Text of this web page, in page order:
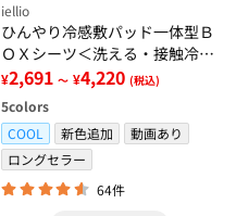
iellio
ひんやり冷感敷パッド一体型Ｂ
ＯＸシーツ＜洗える・接触冷
感・抗菌防臭・時短・家事楽・
ボックスシーツ・寝苦しさ対策
＞
¥2,691 ～ ¥4,220 (税込)
5colors
COOL
新色追加
動画あり
ロングセラー
64件